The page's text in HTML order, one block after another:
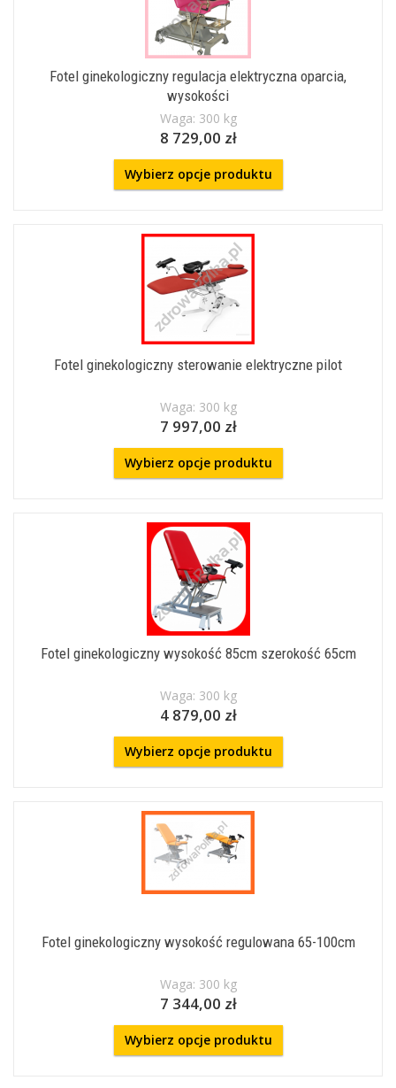
Fotel ginekologiczny regulacja elektryczna oparcia,
wysokości
Waga: 300 kg
8 729,00 zł
Wybierz opcje produktu
Fotel ginekologiczny sterowanie elektryczne pilot
Waga: 300 kg
7 997,00 zł
Wybierz opcje produktu
Fotel ginekologiczny wysokość 85cm szerokość 65cm
Waga: 300 kg
4 879,00 zł
Wybierz opcje produktu
Fotel ginekologiczny wysokość regulowana 65-100cm
Waga: 300 kg
7 344,00 zł
Wybierz opcje produktu